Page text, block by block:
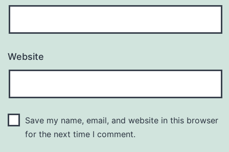
Website
Save my name, email, and website in this browser
for the next time I comment.